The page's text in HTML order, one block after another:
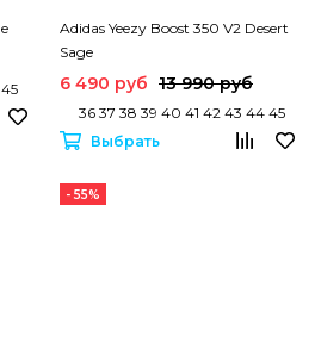
Adidas Yeezy Boost 350 V2 Desert
Sage
6 490 руб 13 990 руб
36 37 38 39 40 41 42 43 44 45
Выбрать
- 55%